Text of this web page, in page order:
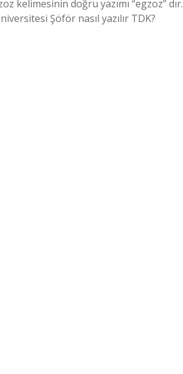
kelimesinin doğru yazımı “egzoz” dır.
Şöför nasıl yazılır TDK?